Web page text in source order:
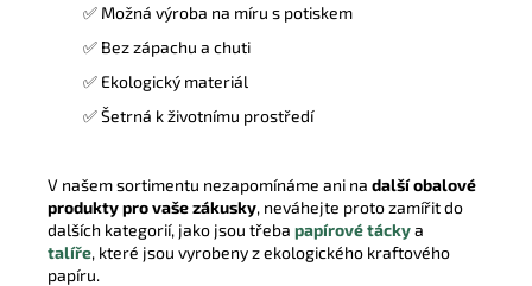
✅ Možná výroba na míru s potiskem
✅ Bez zápachu a chuti
✅ Ekologický materiál
✅ Šetrná k životnímu prostředí
V našem sortimentu nezapomínáme ani na další obalové
produkty pro vaše zákusky, neváhejte proto zamířit do
dalších kategorií, jako jsou třeba papírové táckya
talíře, které jsou vyrobeny z ekologického kraftového
papíru.